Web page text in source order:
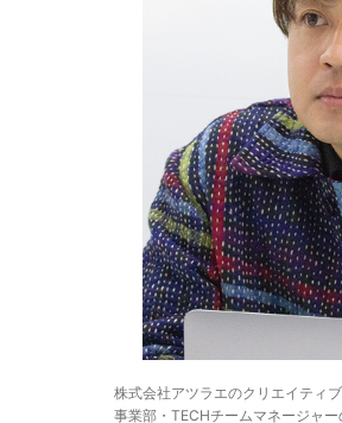
株式会社アツラエのクリエイティ
事業部・TECHチームマネージャー